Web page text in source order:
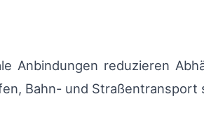
Anbindungen reduzieren
Bahn- und Straßentransport